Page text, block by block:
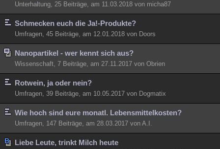
Unterhaltung, 25 Beiträge, am 11.03.2018 von micha87
Schmecken euch die Ja!-Produkte?
Umfragen, 45 Beiträge, am 12.01.2018 von Doors
Nanopartikel - wer kennt sich aus?
Wissenschaft, 7 Beiträge, am 27.11.2017 von Obrien
Rotwein, ja oder nein?
Umfragen, 39 Beiträge, am 10.05.2017 von Dogmatix
Wie hoch sind eure monatl. Lebensmittelkosten?
Umfragen, 147 Beiträge, am 28.03.2017 von A.I.
Liebe Leute, trinkt Milch heute